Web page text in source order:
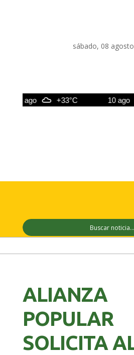
sábado, 08
9 ago +33°C 10 ago
ALIANZA
POPULAR
SOLICITA